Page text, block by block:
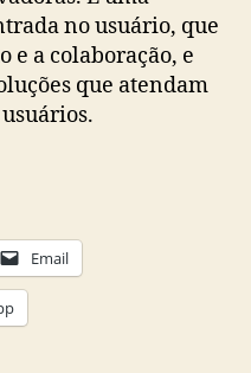
no usuário, que
e a colaboração, e
que atendam
Email